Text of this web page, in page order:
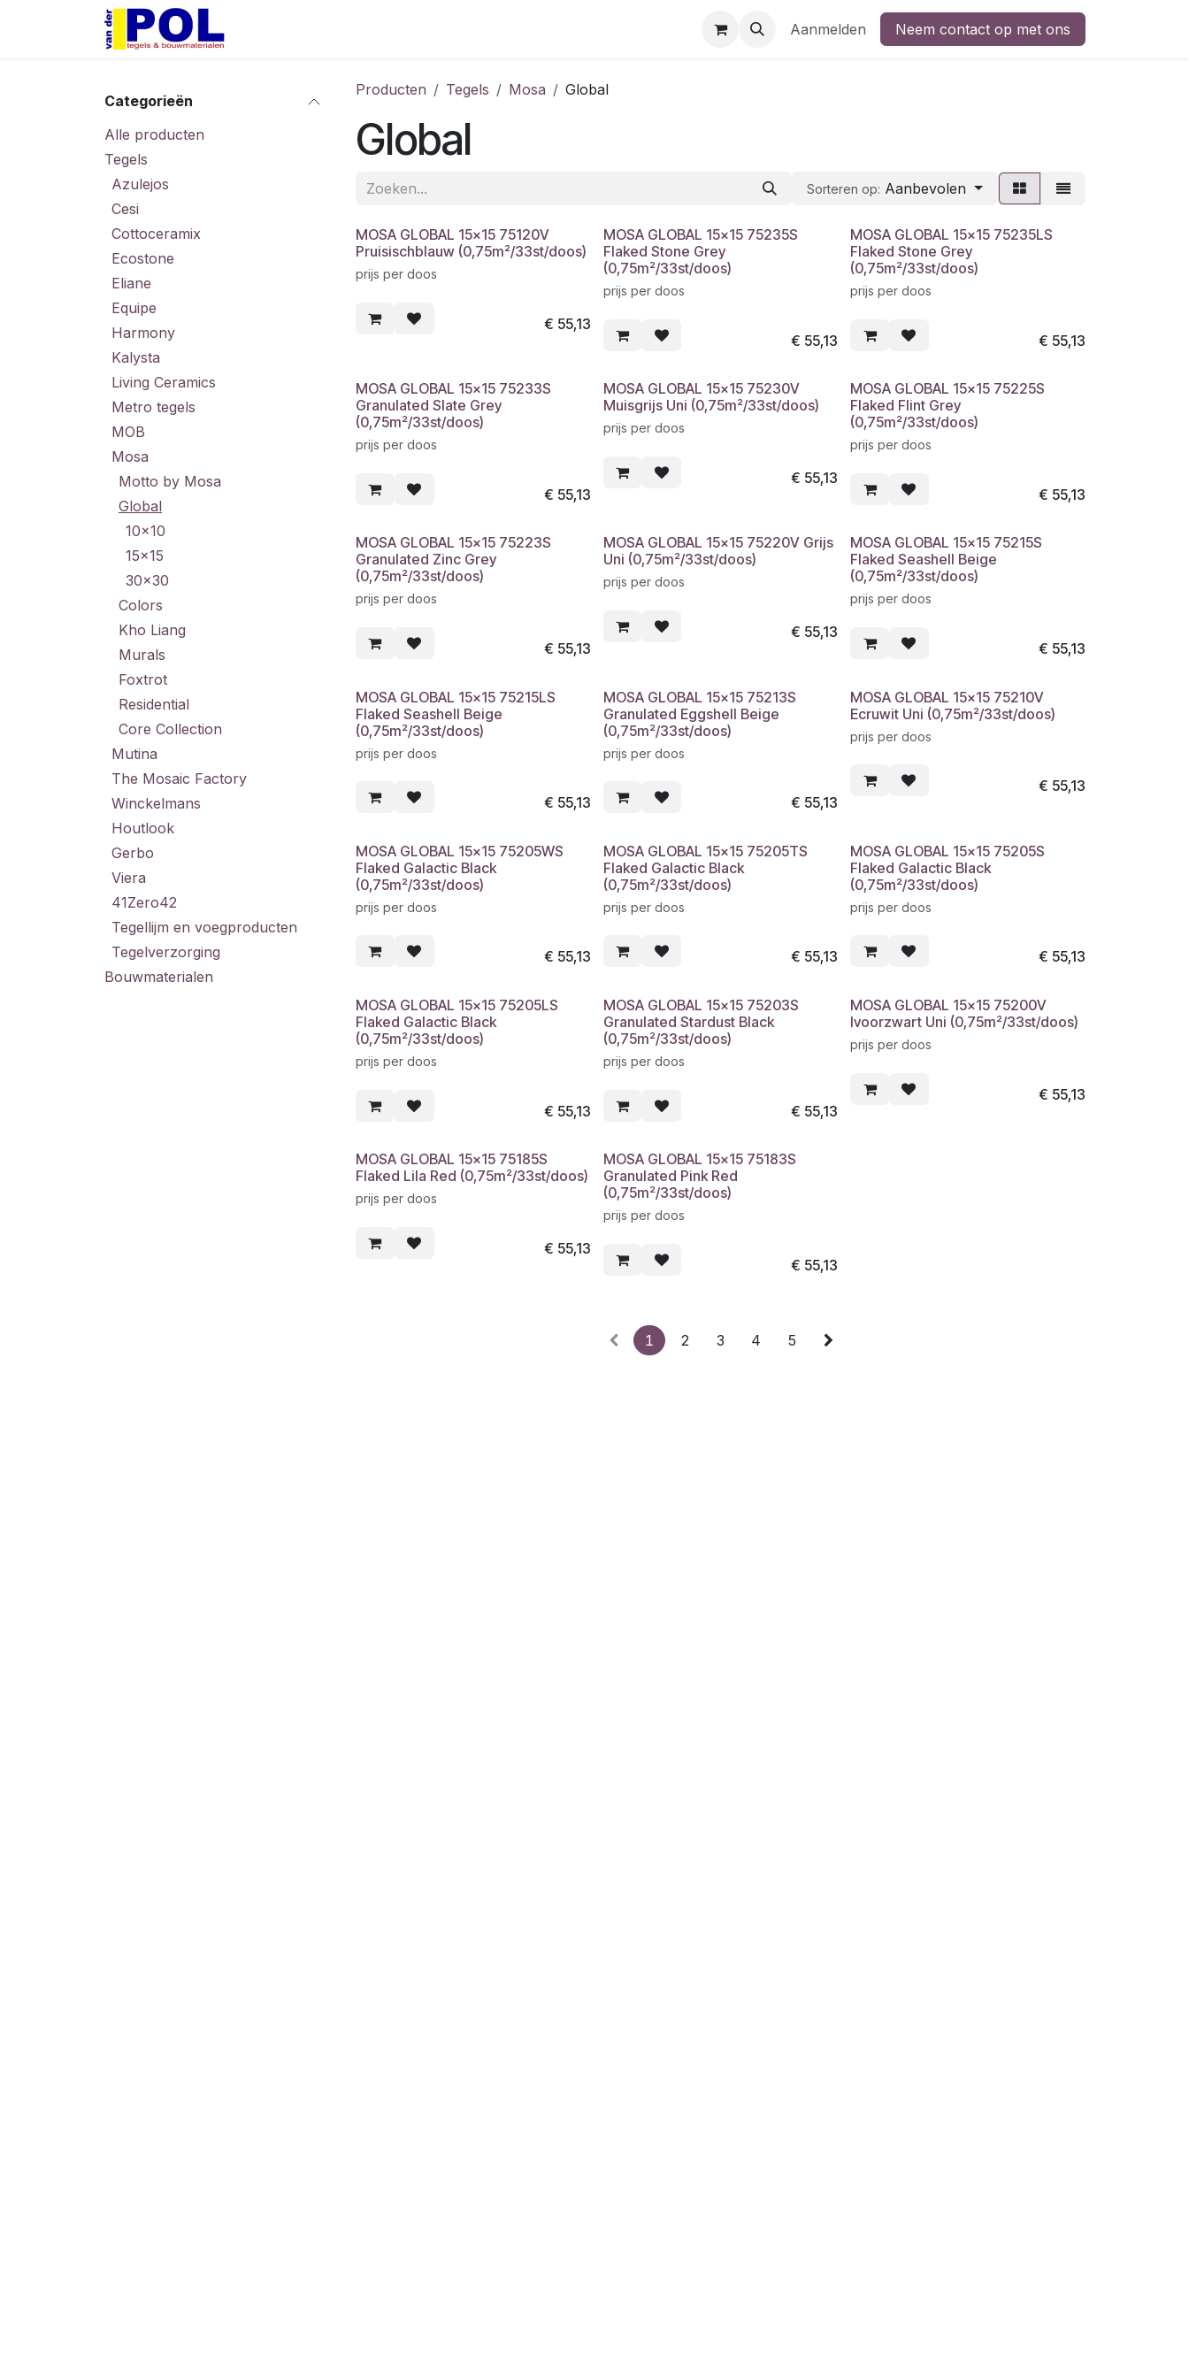
Overslaan naar inhoud
Aanmelden Neem contact op met ons
Categorieën
Alle producten
Tegels
Azulejos
Cesi
Cottoceramix
Ecostone
Eliane
Equipe
Harmony
Kalysta
Living Ceramics
Metro tegels
MOB
Mosa
Motto by Mosa
Global
10x10
15x15
30x30
Colors
Kho Liang
Murals
Foxtrot
Residential
Core Collection
Mutina
The Mosaic Factory
Winckelmans
Houtlook
Gerbo
Viera
41Zero42
Tegellijm en voegproducten
Tegelverzorging
Bouwmaterialen
Producten Tegels Mosa Global
Global
Sorteren op: Aanbevolen
MOSA GLOBAL 15x15 75120V
Pruisischblauw (0,75m²/33st/doos)
prijs per doos
€ 55,13
MOSA GLOBAL 15x15 75235S
Flaked Stone Grey
(0,75m²/33st/doos)
prijs per doos
€ 55,13
MOSA GLOBAL 15x15 75235LS
Flaked Stone Grey
(0,75m²/33st/doos)
prijs per doos
€ 55,13
MOSA GLOBAL 15x15 75233S
Granulated Slate Grey
(0,75m²/33st/doos)
prijs per doos
€ 55,13
MOSA GLOBAL 15x15 75230V
Muisgrijs Uni (0,75m²/33st/doos)
prijs per doos
€ 55,13
MOSA GLOBAL 15x15 75225S
Flaked Flint Grey
(0,75m²/33st/doos)
prijs per doos
€ 55,13
MOSA GLOBAL 15x15 75223S
Granulated Zinc Grey
(0,75m²/33st/doos)
prijs per doos
€ 55,13
MOSA GLOBAL 15x15 75220V Grijs
Uni (0,75m²/33st/doos)
prijs per doos
€ 55,13
MOSA GLOBAL 15x15 75215S
Flaked Seashell Beige
(0,75m²/33st/doos)
prijs per doos
€ 55,13
MOSA GLOBAL 15x15 75215LS
Flaked Seashell Beige
(0,75m²/33st/doos)
prijs per doos
€ 55,13
MOSA GLOBAL 15x15 75213S
Granulated Eggshell Beige
(0,75m²/33st/doos)
prijs per doos
€ 55,13
MOSA GLOBAL 15x15 75210V
Ecruwit Uni (0,75m²/33st/doos)
prijs per doos
€ 55,13
MOSA GLOBAL 15x15 75205WS
Flaked Galactic Black
(0,75m²/33st/doos)
prijs per doos
€ 55,13
MOSA GLOBAL 15x15 75205TS
Flaked Galactic Black
(0,75m²/33st/doos)
prijs per doos
€ 55,13
MOSA GLOBAL 15x15 75205S
Flaked Galactic Black
(0,75m²/33st/doos)
prijs per doos
€ 55,13
MOSA GLOBAL 15x15 75205LS
Flaked Galactic Black
(0,75m²/33st/doos)
prijs per doos
€ 55,13
MOSA GLOBAL 15x15 75203S
Granulated Stardust Black
(0,75m²/33st/doos)
prijs per doos
€ 55,13
MOSA GLOBAL 15x15 75200V
Ivoorzwart Uni (0,75m²/33st/doos)
prijs per doos
€ 55,13
MOSA GLOBAL 15x15 75185S
Flaked Lila Red (0,75m²/33st/doos)
prijs per doos
€ 55,13
MOSA GLOBAL 15x15 75183S
Granulated Pink Red
(0,75m²/33st/doos)
prijs per doos
€ 55,13
1 2 3 4 5